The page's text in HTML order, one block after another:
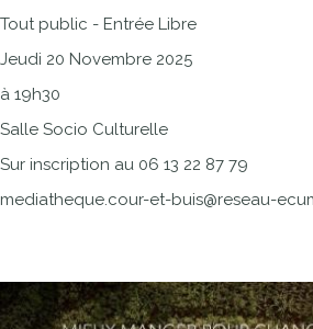
Tout public - Entrée Libre
Jeudi 20 Novembre 2025
à 19h30
Salle Socio Culturelle
Sur inscription au 06 13 22 87 79
mediatheque.cour-et-buis@reseau-